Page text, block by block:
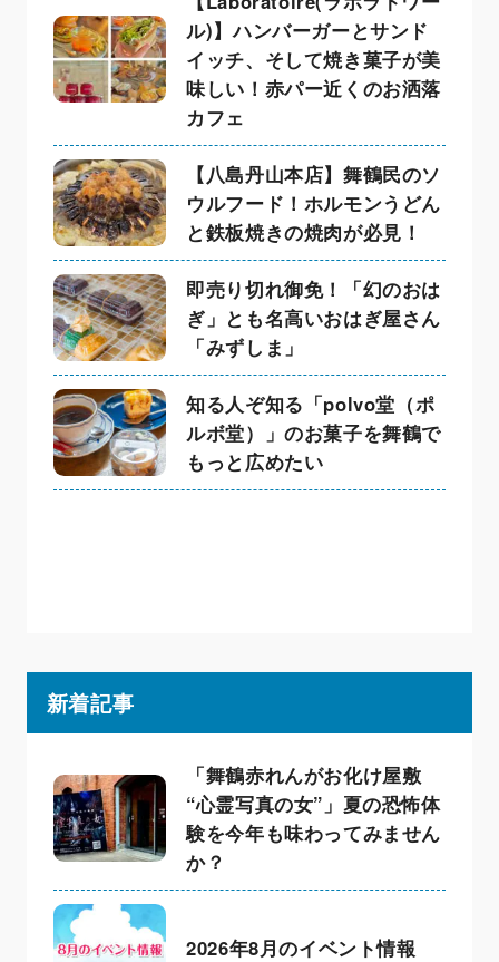
ル)】ハンバーガーとサンド
イッチ、そして焼き菓子が美
味しい！赤パー近くのお洒落
カフェ
【八島丹山本店】舞鶴民のソ
ウルフード！ホルモンうどん
と鉄板焼きの焼肉が必見！
即売り切れ御免！「幻のおは
ぎ」とも名高いおはぎ屋さん
「みずしま」
知る人ぞ知る「polvo堂（ポ
ルボ堂）」のお菓子を舞鶴で
もっと広めたい
新着記事
「舞鶴赤れんがお化け屋敷
“心霊写真の女”」夏の恐怖体
験を今年も味わってみません
か？
2026年8月のイベント情報